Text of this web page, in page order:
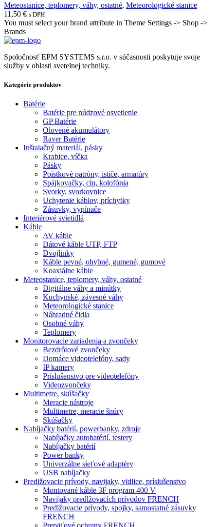
Meteostanice, teplomery, váhy, ostatné, Meteorologické stanice
11,50 € s DPH
You must select your brand attribute in Theme Settings -> Shop ->
Brands
Spoločnosť EPM SYSTEMS s.r.o. v súčasnosti poskytuje svoje
služby v oblasti svetelnej techniky.
Kategórie produktov
Batérie
Batérie pre núdzové osvetlenie
GP Batérie
Olovené akumulátory
Raver Batérie
Inštalačný materiál, pásky
Krabice, víčka
Pásky
Poistkové patróny, ističe, armatúry
Spájkovačky, cín, kolofónia
Svorky, svorkovnice
Uchytenie káblov, príchytky
Zásuvky, vypínače
Interiérové svietidlá
Káble
AV káble
Dátové káble UTP, FTP
Dvojlinky
Káble pevné, ohybné, gumené, gumové
Koaxiálne káble
Meteostanice, teplomery, váhy, ostatné
Digitálne váhy a minútky
Kuchynské, závesné váhy
Meteorologické stanice
Náhradné čidla
Osobné váhy
Teplomery
Monitorovacie zariadenia a zvončeky
Bezdrôtové zvončeky
Domáce videotelefóny, sady
IP kamery
Príslušenstvo pre videotelefóny
Videozvončeky
Multimetre, skúšačky
Meracie nástroje
Multimetre, meracie šnúry
Skúšačky
Nabíjačky batérií, powerbanky, zdroje
Nabíjačky autobatérií, testery
Nabíjačky batérií
Power banky
Univerzálne sieťové adaptéry
USB nabíjačky
Predlžovacie prívody, navijaky, vidlice, príslušenstvo
Montované káble 3F program 400 V
Navijaky predlžovacích prívodov FRENCH
Predlžovacie prívody, spojky, samostatné zásuvky
FRENCH